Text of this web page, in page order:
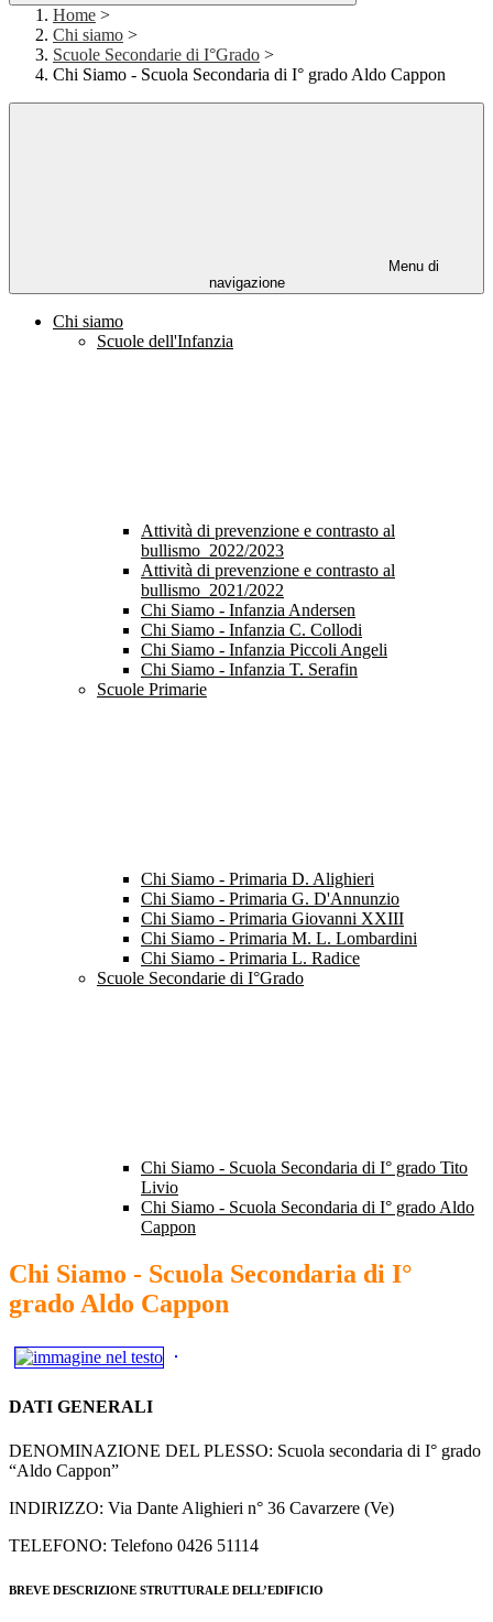
Home >
Chi siamo >
Scuole Secondarie di I°Grado >
Chi Siamo - Scuola Secondaria di I° grado Aldo Cappon
Menu di
navigazione
Chi siamo
Scuole dell'Infanzia
Attività di prevenzione e contrasto al
bullismo_2022/2023
Attività di prevenzione e contrasto al
bullismo_2021/2022
Chi Siamo - Infanzia Andersen
Chi Siamo - Infanzia C. Collodi
Chi Siamo - Infanzia Piccoli Angeli
Chi Siamo - Infanzia T. Serafin
Scuole Primarie
Chi Siamo - Primaria D. Alighieri
Chi Siamo - Primaria G. D'Annunzio
Chi Siamo - Primaria Giovanni XXIII
Chi Siamo - Primaria M. L. Lombardini
Chi Siamo - Primaria L. Radice
Scuole Secondarie di I°Grado
Chi Siamo - Scuola Secondaria di I° grado Tito
Livio
Chi Siamo - Scuola Secondaria di I° grado Aldo
Cappon
Chi Siamo - Scuola Secondaria di I°
grado Aldo Cappon
DATI GENERALI
DENOMINAZIONE DEL PLESSO: Scuola secondaria di I° grado
“Aldo Cappon”
INDIRIZZO: Via Dante Alighieri n° 36 Cavarzere (Ve)
TELEFONO: Telefono 0426 51114
BREVE DESCRIZIONE STRUTTURALE DELL’EDIFICIO